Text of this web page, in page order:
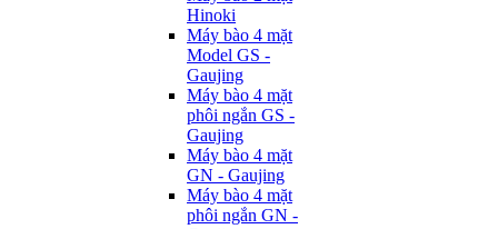
Hinoki
Máy bào 4 mặt
Model GS -
Gaujing
Máy bào 4 mặt
phôi ngắn GS -
Gaujing
Máy bào 4 mặt
GN - Gaujing
Máy bào 4 mặt
phôi ngắn GN -